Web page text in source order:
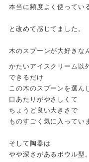
本当に頻度よく使ってい
と改めて感じてました。
木のスプーンが大好きな
かたいアイスクリーム以
できるだけ
この木のスプーンを選ん
口あたりがやさしくて
ちょうど良い大きさで
ものすごく気に入ってい
そして陶器は
やや深さがあるボウル型。